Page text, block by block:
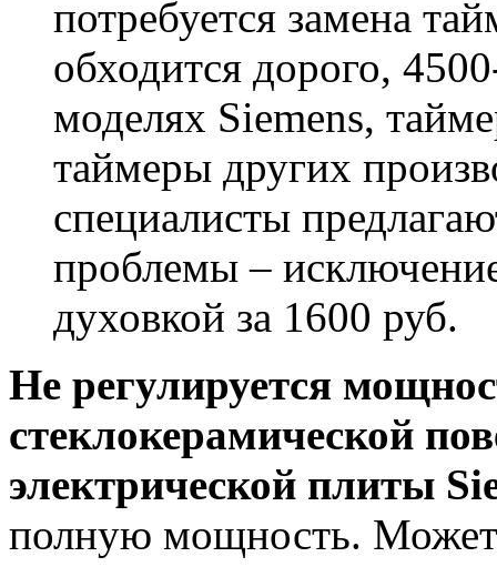
потребуется замена
обходится дорого,
моделях Siemens,
таймеры других
специалисты
проблемы –
духовкой за 1600 руб.
Не регулируется
стеклокерамической
электрической плиты
полную мощность. Может